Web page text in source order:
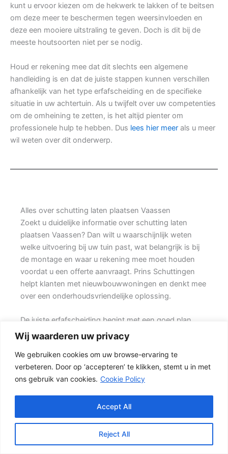
Wij waarderen uw privacy
We gebruiken cookies om uw browse-ervaring te
verbeteren. Door op ‘accepteren’ te klikken, stemt u in met
ons gebruik van cookies. Cookie Policy
Reject All
Accept All
kunt u ervoor kiezen om de hekwerk te lakken of te beitsen
om deze meer te beschermen tegen weersinvloeden en
deze een mooiere uitstraling te geven. Doch is dit bij de
meeste houtsoorten niet per se nodig.
Houd er rekening mee dat dit slechts een algemene
handleiding is en dat de juiste stappen kunnen verschillen
afhankelijk van het type erfafscheiding en de specifieke
situatie in uw achtertuin. Als u twijfelt over uw competenties
om de omheining te zetten, is het altijd pienter om
professionele hulp te hebben. Dus lees hier meer als u meer
wil weten over dit onderwerp.
Alles over schutting laten plaatsen Vaassen
Zoekt u duidelijke informatie over schutting laten
plaatsen Vaassen? Dan wilt u waarschijnlijk weten
welke uitvoering bij uw tuin past, wat belangrijk is bij
de montage en waar u rekening mee moet houden
voordat u een offerte aanvraagt. Prins Schuttingen
helpt klanten met nieuwbouwwoningen en denkt mee
over een onderhoudsvriendelijke oplossing.
De juiste erfafscheiding begint met een goed plan.
Wilt u vooral privacy, dan is een dichte schutting
meestal de beste keuze. Daarbij spelen ook zaken
mee zoals windbelasting, hoogteverschillen,
grondsoort, erfgrens en de bereikbaarheid van de
tuin.
Welke schutting past bij uw tuin?
In veel tuinen wordt gekozen voor een combinatie
van hout en beton. {Het beton zorgt voor een sterke